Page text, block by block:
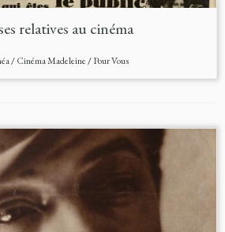
relatives au cinéma
/Cinéma Madeleine/Pour Vous